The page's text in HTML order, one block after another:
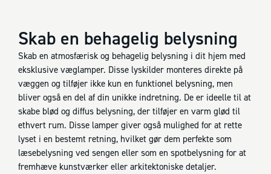
Skab en behagelig belysning
Skab en atmosfærisk og behagelig belysning i dit hjem med
eksklusive væglamper. Disse lyskilder monteres direkte på
væggen og tilføjer ikke kun en funktionel belysning, men
bliver også en del af din unikke indretning. De er ideelle til at
skabe blød og diffus belysning, der tilføjer en varm glød til
ethvert rum. Disse lamper giver også mulighed for at rette
lyset i en bestemt retning, hvilket gør dem perfekte som
læsebelysning ved sengen eller som en spotbelysning for at
fremhæve kunstværker eller arkitektoniske detaljer.